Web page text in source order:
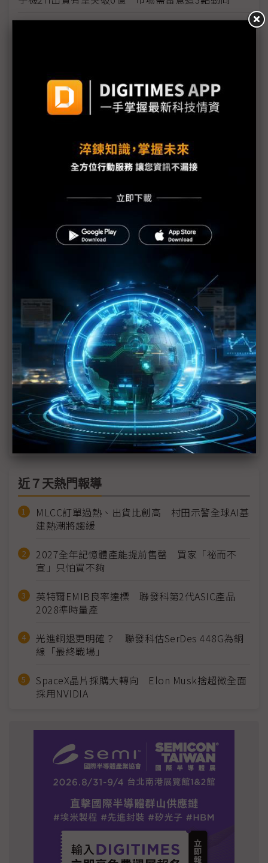
三星折疊機走入成熟 但已不再新奇
折疊機競局再擴大 AI加持下2H出貨有望超預期
Slim傳11.5mm厚
【科技聽IC逐字稿】拿折疊機更容易被搭訕？
對抗中國折疊機大軍 三星超薄高階機成殺手鐧
蘋果傳將推折疊iPhone 對三星有弊也有利
蘋果攜SDC開發折疊機 可能偏「書本式」設計
折疊iPhone大餅香餑餑 台系FCCL只能垂涎？
中國手機動能不墜 折疊機需求供應鏈有感
三星折疊新機借力AI 銷量年增率20%起跳
近７天熱門報導
MLCC訂單過熱、出貨比創高 村田示警全球AI基
建熱潮將趨緩
2027全年記憶體產能提前售罄 買家「祕而不
宣」只怕買不夠
英特爾EMIB良率達標 聯發科第2代ASIC產品
2028準時量產
光進銅退更明確？ 聯發科估SerDes 448G為銅
線「最終戰場」
SpaceX晶片採購大轉向 Elon Musk捨超微全面
採用NVIDIA